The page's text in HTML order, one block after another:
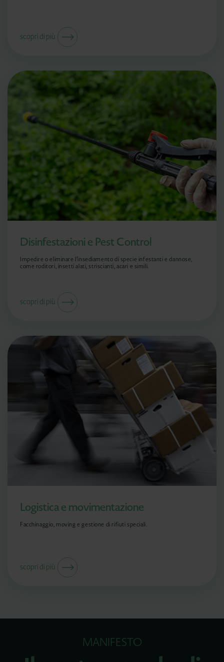
scopri di più
Disinfestazioni e Pest Control
Impedire o eliminare l’insediamento di specie infestanti e dannose,
come roditori, insetti alati, striscianti, acari e simili.
scopri di più
Logistica e movimentazione
Facchinaggio, moving e gestione di rifiuti speciali.
scopri di più
MANIFESTO